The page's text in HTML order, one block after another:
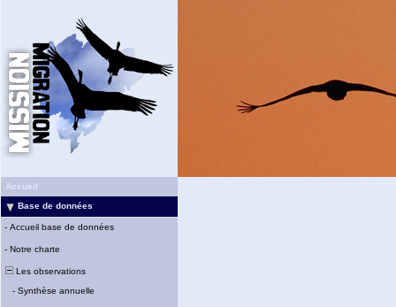
Accueil
Base de données
- Accueil base de données
- Notre charte
Les observations
- Synthèse annuelle